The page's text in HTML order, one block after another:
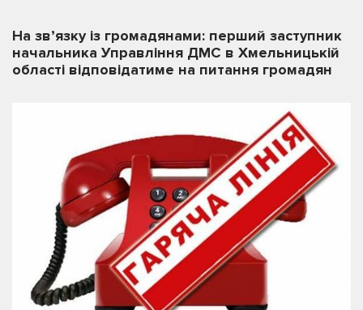
На зв’язку із громадянами: перший заступник
начальника Управління ДМС в Хмельницькій
області відповідатиме на питання громадян